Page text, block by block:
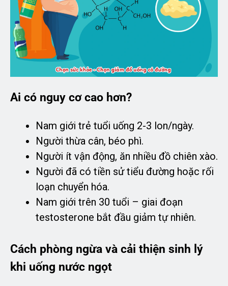
Ai có nguy cơ cao hơn?
Nam giới trẻ tuổi uống 2-3 lon/ngày.
Người thừa cân, béo phì.
Người ít vận động, ăn nhiều đồ chiên xào.
Người đã có tiền sử tiểu đường hoặc rối
loạn chuyển hóa.
Nam giới trên 30 tuổi – giai đoạn
testosterone bắt đầu giảm tự nhiên.
Cách phòng ngừa và cải thiện sinh lý
khi uống nước ngọt